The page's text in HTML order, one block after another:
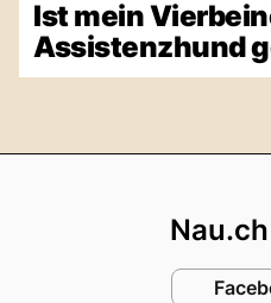
Ist mein
Assistenzhund